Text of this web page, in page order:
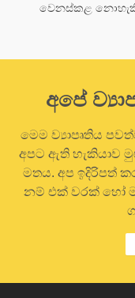
වෙනස්කළ
අපේ
මෙම ව්‍යාපෘතිය
අපට ඇති හැකියාව
මතය. අප ඉදිරිපත්
නම් එක් වරක් හෝ